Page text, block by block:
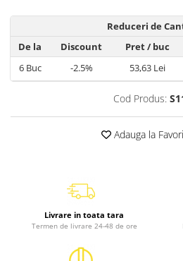
Reduceri de
De la
Discount Pret/ buc
6Buc -2.5% 53,63 Lei
Cod Produs:
Adauga la
Livrare in toata tara
Termen de livrare 24-48 de ore